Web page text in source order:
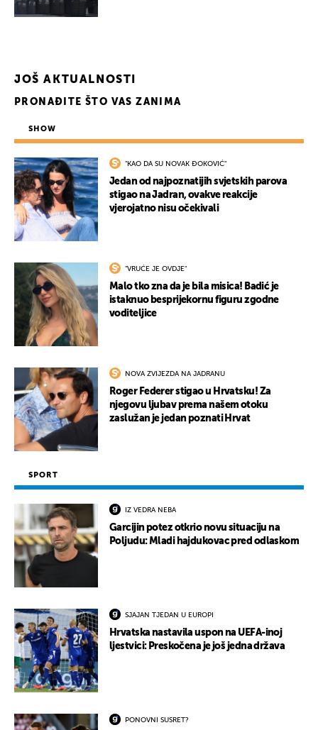
JOŠ AKTUALNOSTI
PRONAĐITE ŠTO VAS ZANIMA
SHOW
"KAO DA SU NOVAK ĐOKOVIĆ"
Jedan od najpoznatijih svjetskih parova
stigao na Jadran, ovakve reakcije
vjerojatno nisu očekivali
"VRUĆE JE OVDJE"
Malo tko zna da je bila misica! Badić je
istaknuo besprijekornu figuru zgodne
voditeljice
NOVA ZVIJEZDA NA JADRANU
Roger Federer stigao u Hrvatsku! Za
njegovu ljubav prema našem otoku
zaslužan je jedan poznati Hrvat
SPORT
IZ VEDRA NEBA
Garcijin potez otkrio novu situaciju na
Poljudu: Mladi hajdukovac pred odlaskom
SJAJAN TJEDAN U EUROPI
Hrvatska nastavila uspon na UEFA-inoj
ljestvici: Preskočena je još jedna država
PONOVNI SUSRET?